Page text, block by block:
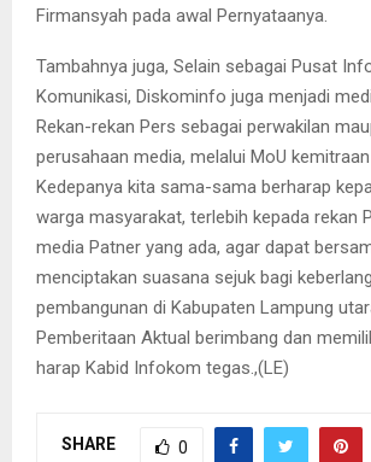
Firmansyah pada awal Pernyataanya.
Tambahnya juga, Selain sebagai Pusat
Komunikasi, Diskominfo juga menjadi
Rekan-rekan Pers sebagai perwakilan
perusahaan media, melalui MoU kemitraan
Kedepanya kita sama-sama berharap
warga masyarakat, terlebih kepada rekan
media Patner yang ada, agar dapat
menciptakan suasana sejuk bagi
pembangunan di Kabupaten Lampung
Pemberitaan Aktual berimbang dan
harap Kabid Infokom tegas.,(LE)
SHARE 0